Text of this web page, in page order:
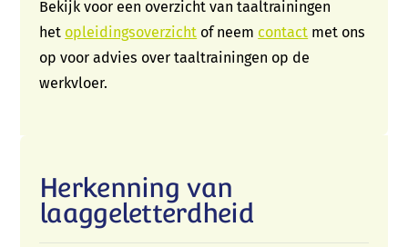
Bekijk voor een overzicht van taaltrainingen
het opleidingsoverzicht of neem contact met ons
op voor advies over taaltrainingen op de
werkvloer.
Herkenning van
laaggeletterdheid